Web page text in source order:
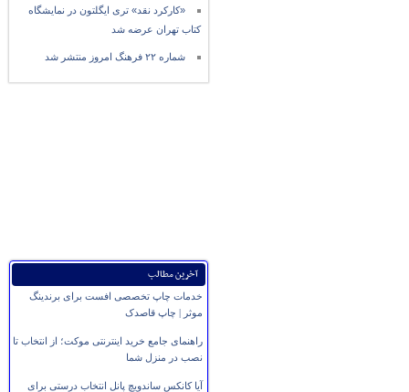
«کارکرد نقد» تری ایگلتون در نمایشگاه
کتاب تهران عرضه شد
شماره ۲۲ فرهنگ امروز منتشر شد
آخرین مطالب
خدمات چاپ تخصصی افست برای برندینگ
موثر | چاپ قاصدک
راهنمای جامع خرید اینترنتی موکت؛ از انتخاب تا
نصب در منزل شما
آیا کانکس ساندویچ پانل انتخاب درستی برای